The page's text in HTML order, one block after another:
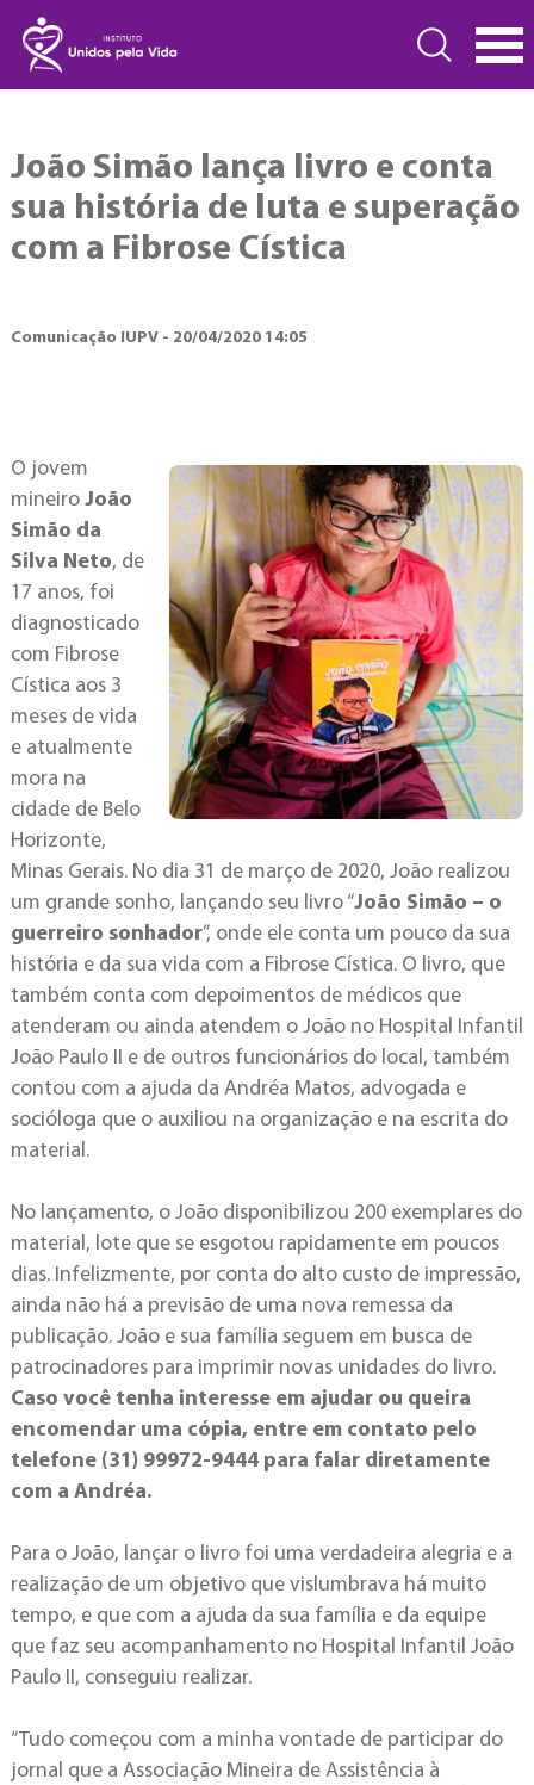
João Simão lança livro e conta
sua história de luta e superação
com a Fibrose Cística
Comunicação IUPV - 20/04/2020 14:05
O jovem
mineiro João
Simão da
Silva Neto, de
17 anos, foi
diagnosticado
com Fibrose
Cística aos 3
meses de vida
e atualmente
mora na
cidade de Belo
Horizonte,
Minas Gerais. No dia 31 de março de 2020, João realizou
um grande sonho, lançando seu livro “João Simão – o
guerreiro sonhador”, onde ele conta um pouco da sua
história e da sua vida com a Fibrose Cística. O livro, que
também conta com depoimentos de médicos que
atenderam ou ainda atendem o João no Hospital Infantil
João Paulo II e de outros funcionários do local, também
contou com a ajuda da Andréa Matos, advogada e
socióloga que o auxiliou na organização e na escrita do
material.
No lançamento, o João disponibilizou 200 exemplares do
material, lote que se esgotou rapidamente em poucos
dias. Infelizmente, por conta do alto custo de impressão,
ainda não há a previsão de uma nova remessa da
publicação. João e sua família seguem em busca de
patrocinadores para imprimir novas unidades do livro.
Caso você tenha interesse em ajudar ou queira
encomendar uma cópia, entre em contato pelo
telefone (31) 99972-9444 para falar diretamente
com a Andréa.
Para o João, lançar o livro foi uma verdadeira alegria e a
realização de um objetivo que vislumbrava há muito
tempo, e que com a ajuda da sua família e da equipe
que faz seu acompanhamento no Hospital Infantil João
Paulo II, conseguiu realizar.
“Tudo começou com a minha vontade de participar do
jornal que a Associação Mineira de Assistência à